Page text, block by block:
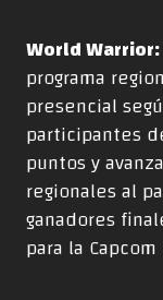
World Warrior:
programa
presencial
participantes
puntos y
regionales al
ganadores
para la Capcom